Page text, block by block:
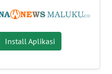
Install Aplikasi